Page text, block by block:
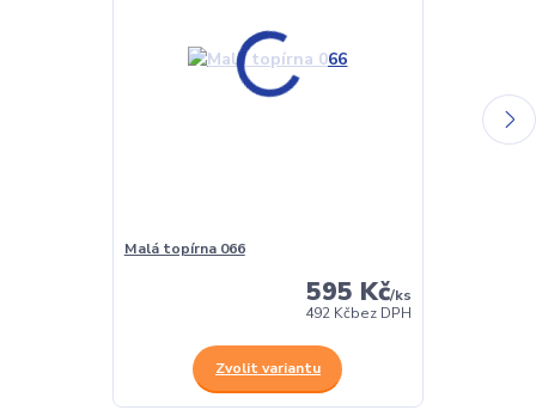
Malá topírna 066
595 Kč/ks
492 Kčbez DPH
Zvolit variantu